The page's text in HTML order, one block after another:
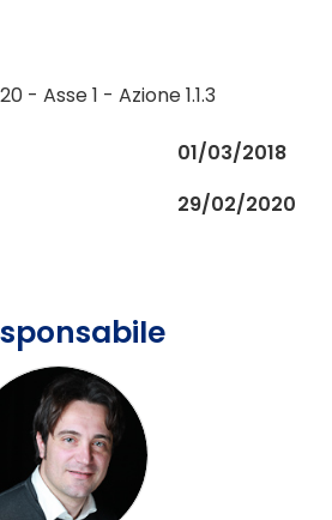
- Asse 1 - Azione 1.1.3
01/03/2018
29/02/2020